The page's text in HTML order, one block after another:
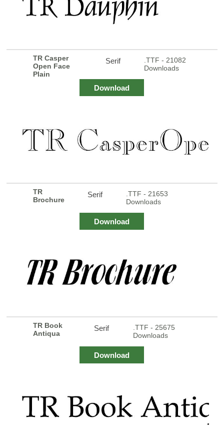
TR Casper
Open Face
Plain
Serif
.TTF - 21082
Downloads
Download
TR
Brochure
Serif
.TTF - 21653
Downloads
Download
TR Book
Antiqua
Serif
.TTF - 25675
Downloads
Download